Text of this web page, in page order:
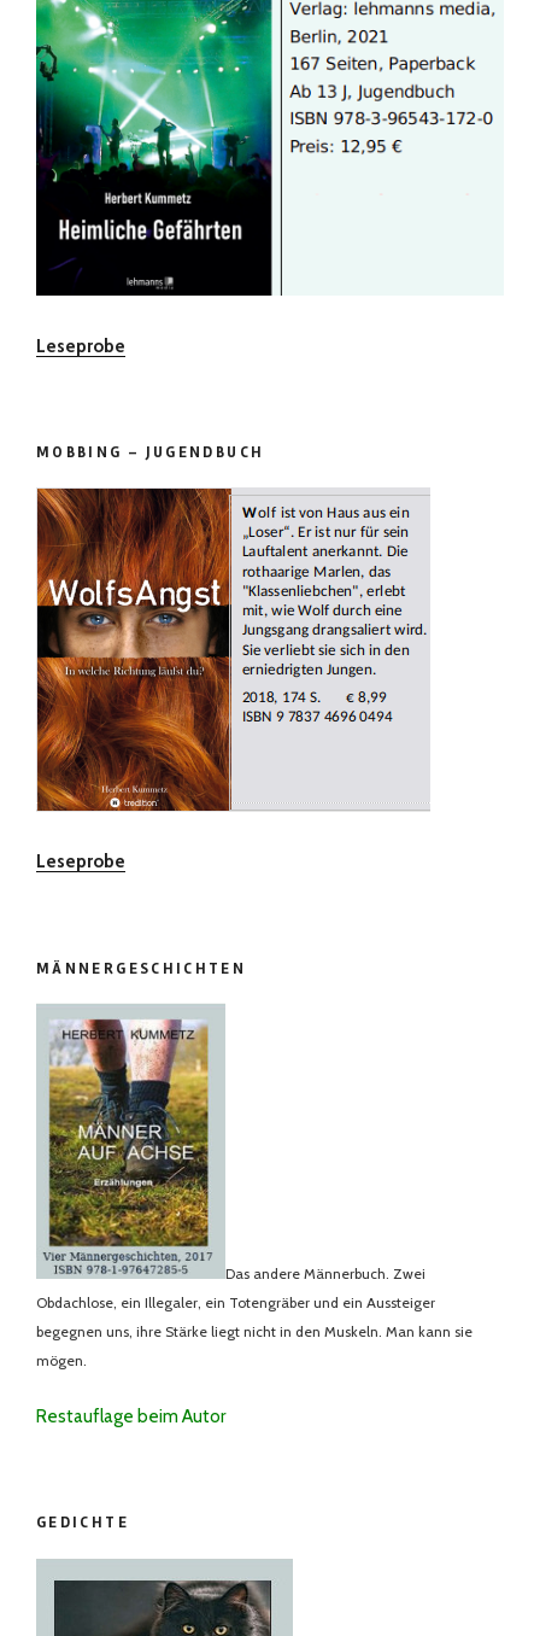
Leseprobe
MOBBING – JUGENDBUCH
Leseprobe
MÄNNERGESCHICHTEN
Das andere Männerbuch. Zwei
Obdachlose, ein Illegaler, ein Totengräber und ein Aussteiger
begegnen uns, ihre Stärke liegt nicht in den Muskeln. Man kann sie
mögen.
Restauflage beim Autor
GEDICHTE